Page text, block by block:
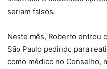
seriam falsos.
Neste mês, Roberto entrou
São Paulo pedindo para
como médico no Conselho,